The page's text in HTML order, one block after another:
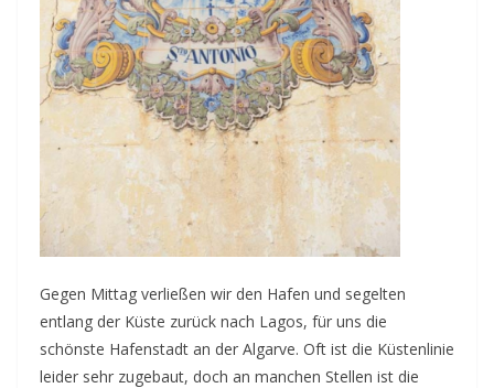
Gegen Mittag verließen wir den Hafen und segelten
entlang der Küste zurück nach Lagos, für uns die
schönste Hafenstadt an der Algarve. Oft ist die Küstenlinie
leider sehr zugebaut, doch an manchen Stellen ist die